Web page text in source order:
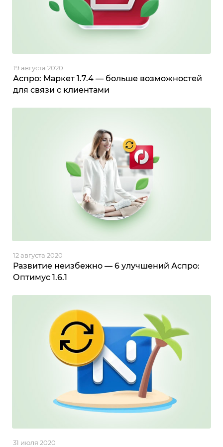
Аспро: Маркет 1.7.4 — больше возможностей
для связи с клиентами
19 августа 2020
Развитие неизбежно — 6 улучшений Аспро:
Оптимус 1.6.1
12 августа 2020
31 июля 2020